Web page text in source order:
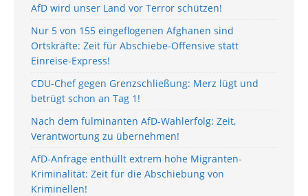
AfD wird unser Land vor Terror schützen!
Nur 5 von 155 eingeflogenen Afghanen sind
Ortskräfte: Zeit für Abschiebe-Offensive statt
Einreise-Express!
CDU-Chef gegen Grenzschließung: Merz lügt und
betrügt schon an Tag 1!
Nach dem fulminanten AfD-Wahlerfolg: Zeit,
Verantwortung zu übernehmen!
AfD-Anfrage enthüllt extrem hohe Migranten-
Kriminalität: Zeit für die Abschiebung von
Kriminellen!